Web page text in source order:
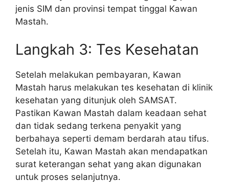
jenis SIM dan provinsi tempat tinggal Kawan
Mastah.
Langkah 3: Tes Kesehatan
Setelah melakukan pembayaran, Kawan
Mastah harus melakukan tes kesehatan di klinik
kesehatan yang ditunjuk oleh SAMSAT.
Pastikan Kawan Mastah dalam keadaan sehat
dan tidak sedang terkena penyakit yang
berbahaya seperti demam berdarah atau tifus.
Setelah itu, Kawan Mastah akan mendapatkan
surat keterangan sehat yang akan digunakan
untuk proses selanjutnya.